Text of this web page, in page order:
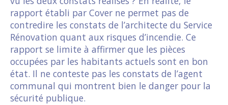
rapport établi par Cover ne permet pas de
contredire les constats de l’architecte du Service
Rénovation quant aux risques d’incendie. Ce
rapport se limite à affirmer que les pièces
occupées par les habitants actuels sont en bon
état. Il ne conteste pas les constats de l’agent
communal qui montrent bien le danger pour la
sécurité publique.